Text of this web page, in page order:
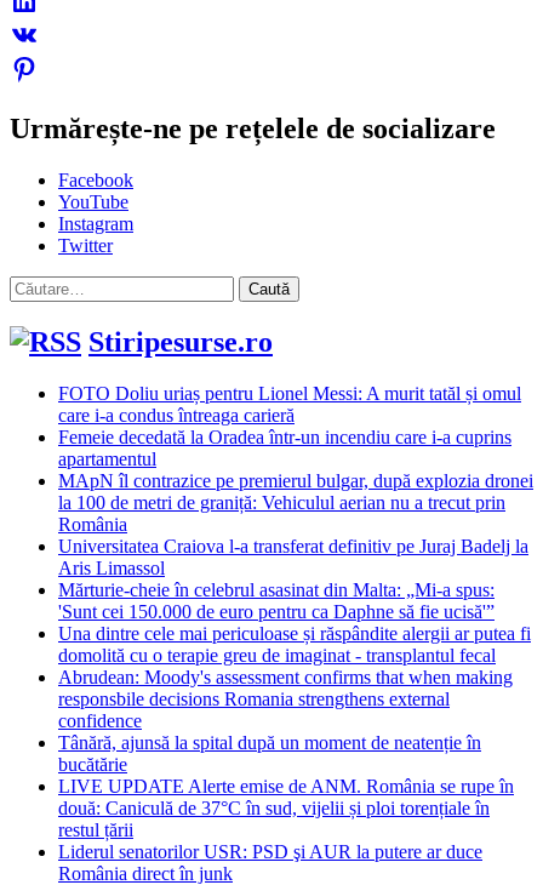
Urmărește-ne pe rețelele de socializare
Facebook
YouTube
Instagram
Twitter
Caută
după:
Stiripesurse.ro
FOTO Doliu uriaș pentru Lionel Messi: A murit tatăl și omul
care i-a condus întreaga carieră
Femeie decedată la Oradea într-un incendiu care i-a cuprins
apartamentul
MApN îl contrazice pe premierul bulgar, după explozia dronei
la 100 de metri de graniță: Vehiculul aerian nu a trecut prin
România
Universitatea Craiova l-a transferat definitiv pe Juraj Badelj la
Aris Limassol
Mărturie-cheie în celebrul asasinat din Malta: „Mi-a spus:
'Sunt cei 150.000 de euro pentru ca Daphne să fie ucisă'”
Una dintre cele mai periculoase și răspândite alergii ar putea fi
domolită cu o terapie greu de imaginat - transplantul fecal
Abrudean: Moody's assessment confirms that when making
responsbile decisions Romania strengthens external
confidence
Tânără, ajunsă la spital după un moment de neatenție în
bucătărie
LIVE UPDATE Alerte emise de ANM. România se rupe în
două: Caniculă de 37°C în sud, vijelii și ploi torențiale în
restul țării
Liderul senatorilor USR: PSD şi AUR la putere ar duce
România direct în junk